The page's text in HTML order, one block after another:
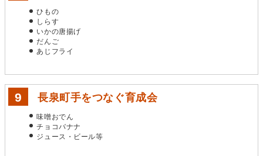
ひもの
しらす
いかの唐揚げ
だんご
あじフライ
長泉町手をつなぐ育成会
味噌おでん
チョコバナナ
ジュース・ビール等